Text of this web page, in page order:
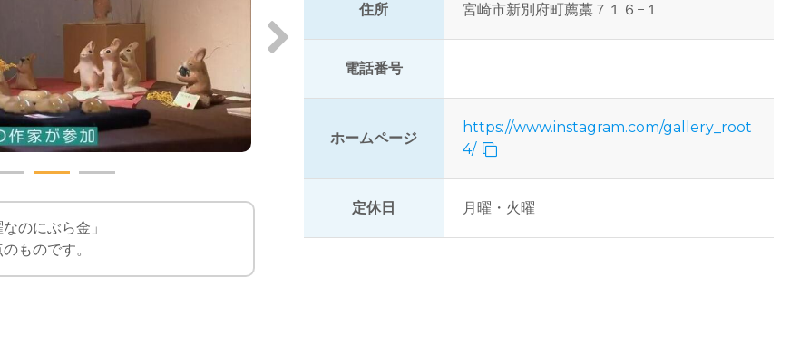
のにぶら金」
ものです。
住所 宮崎市新別府町薦藁７１６−１
電話番号
ホームページ
https://www.instagram.com/gallery_root
4/
定休日 月曜・火曜